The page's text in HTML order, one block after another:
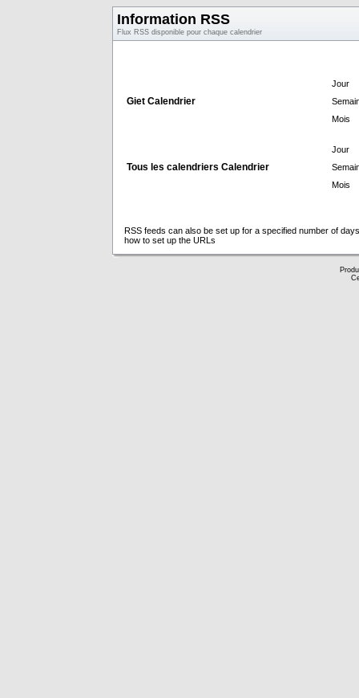
Information RSS
Flux RSS disponible pour chaque calendrier
Giet Calendrier
Jour
Mois
Tous les calendriers Calendrier
Jour
Mois
RSS feeds can also be set up for a specified number of
how to set up the URLs